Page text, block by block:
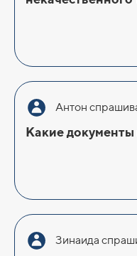
Антон
Какие
Зинаида